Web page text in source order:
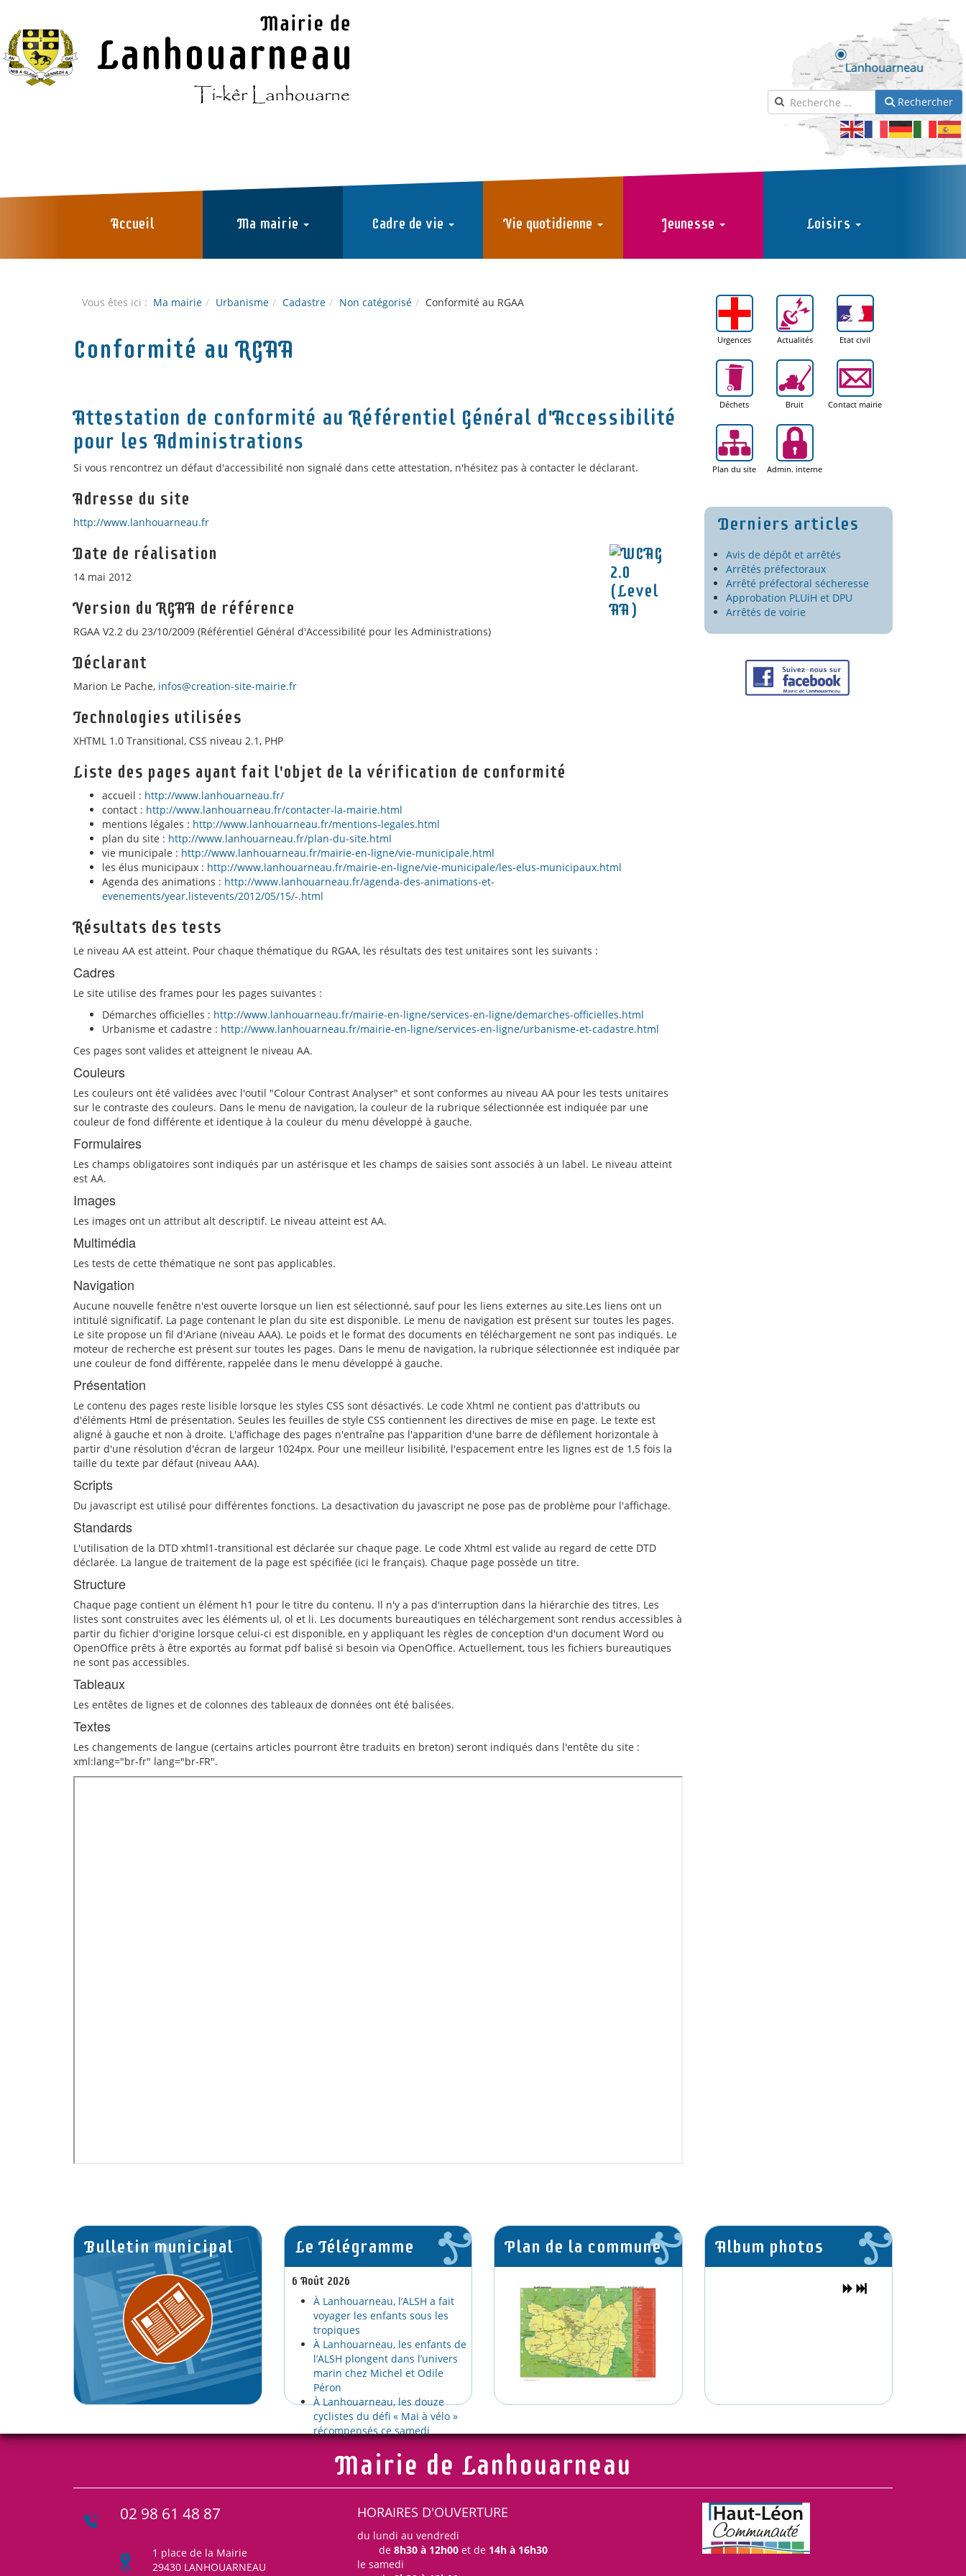
Rechercher
Accueil Ma mairie Cadre de vie Vie quotidienne Jeunesse Loisirs
Vous êtes ici : Ma mairie Urbanisme Cadastre Non catégorisé Conformité au RGAA
Conformité au RGAA
Attestation de conformité au Référentiel Général d'Accessibilité
pour les Administrations
Si vous rencontrez un défaut d'accessibilité non signalé dans cette attestation, n'hésitez pas à contacter le déclarant.
Adresse du site
http://www.lanhouarneau.fr
Date de réalisation
14 mai 2012
Version du RGAA de référence
RGAA V2.2 du 23/10/2009 (Référentiel Général d'Accessibilité pour les Administrations)
Déclarant
Marion Le Pache, infos@creation-site-mairie.fr
Technologies utilisées
XHTML 1.0 Transitional, CSS niveau 2.1, PHP
Liste des pages ayant fait l'objet de la vérification de conformité
accueil : http://www.lanhouarneau.fr/
contact : http://www.lanhouarneau.fr/contacter-la-mairie.html
mentions légales : http://www.lanhouarneau.fr/mentions-legales.html
plan du site : http://www.lanhouarneau.fr/plan-du-site.html
vie municipale : http://www.lanhouarneau.fr/mairie-en-ligne/vie-municipale.html
les élus municipaux : http://www.lanhouarneau.fr/mairie-en-ligne/vie-municipale/les-elus-municipaux.html
Agenda des animations : http://www.lanhouarneau.fr/agenda-des-animations-et-
evenements/year.listevents/2012/05/15/-.html
Résultats des tests
Le niveau AA est atteint. Pour chaque thématique du RGAA, les résultats des test unitaires sont les suivants :
Cadres
Le site utilise des frames pour les pages suivantes :
Démarches officielles : http://www.lanhouarneau.fr/mairie-en-ligne/services-en-ligne/demarches-officielles.html
Urbanisme et cadastre : http://www.lanhouarneau.fr/mairie-en-ligne/services-en-ligne/urbanisme-et-cadastre.html
Ces pages sont valides et atteignent le niveau AA.
Couleurs
Les couleurs ont été validées avec l'outil "Colour Contrast Analyser" et sont conformes au niveau AA pour les tests unitaires
sur le contraste des couleurs. Dans le menu de navigation, la couleur de la rubrique sélectionnée est indiquée par une
couleur de fond différente et identique à la couleur du menu développé à gauche.
Formulaires
Les champs obligatoires sont indiqués par un astérisque et les champs de saisies sont associés à un label. Le niveau atteint
est AA.
Images
Les images ont un attribut alt descriptif. Le niveau atteint est AA.
Multimédia
Les tests de cette thématique ne sont pas applicables.
Navigation
Aucune nouvelle fenêtre n'est ouverte lorsque un lien est sélectionné, sauf pour les liens externes au site.Les liens ont un
intitulé significatif. La page contenant le plan du site est disponible. Le menu de navigation est présent sur toutes les pages.
Le site propose un fil d'Ariane (niveau AAA). Le poids et le format des documents en téléchargement ne sont pas indiqués. Le
moteur de recherche est présent sur toutes les pages. Dans le menu de navigation, la rubrique sélectionnée est indiquée par
une couleur de fond différente, rappelée dans le menu développé à gauche.
Présentation
Le contenu des pages reste lisible lorsque les styles CSS sont désactivés. Le code Xhtml ne contient pas d'attributs ou
d'éléments Html de présentation. Seules les feuilles de style CSS contiennent les directives de mise en page. Le texte est
aligné à gauche et non à droite. L'affichage des pages n'entraîne pas l'apparition d'une barre de défilement horizontale à
partir d'une résolution d'écran de largeur 1024px. Pour une meilleur lisibilité, l'espacement entre les lignes est de 1,5 fois la
taille du texte par défaut (niveau AAA).
Scripts
Du javascript est utilisé pour différentes fonctions. La desactivation du javascript ne pose pas de problème pour l'affichage.
Standards
L'utilisation de la DTD xhtml1-transitional est déclarée sur chaque page. Le code Xhtml est valide au regard de cette DTD
déclarée. La langue de traitement de la page est spécifiée (ici le français). Chaque page possède un titre.
Structure
Chaque page contient un élément h1 pour le titre du contenu. Il n'y a pas d'interruption dans la hiérarchie des titres. Les
listes sont construites avec les éléments ul, ol et li. Les documents bureautiques en téléchargement sont rendus accessibles à
partir du fichier d'origine lorsque celui-ci est disponible, en y appliquant les règles de conception d'un document Word ou
OpenOffice prêts à être exportés au format pdf balisé si besoin via OpenOffice. Actuellement, tous les fichiers bureautiques
ne sont pas accessibles.
Tableaux
Les entêtes de lignes et de colonnes des tableaux de données ont été balisées.
Textes
Les changements de langue (certains articles pourront être traduits en breton) seront indiqués dans l'entête du site :
xml:lang="br-fr" lang="br-FR".
Urgences Actualités Etat civil
Déchets Bruit Contact mairie
Plan du site Admin. interne
Derniers articles
Avis de dépôt et arrêtés
Arrêtés préfectoraux
Arrêté préfectoral sécheresse
Approbation PLUiH et DPU
Arrêtés de voirie
Bulletin municipal Le Télégramme
6 Août 2026
À Lanhouarneau, l’ALSH a fait
voyager les enfants sous les
tropiques
À Lanhouarneau, les enfants de
l’ALSH plongent dans l’univers
marin chez Michel et Odile
Péron
À Lanhouarneau, les douze
cyclistes du défi « Mai à vélo »
récompensés ce samedi
Plan de la commune Album photos
Mairie de Lanhouarneau
02 98 61 48 87
1 place de la Mairie
29430 LANHOUARNEAU
HORAIRES D'OUVERTURE
du lundi au vendredi
de 8h30 à 12h00 et de 14h à 16h30
le samedi